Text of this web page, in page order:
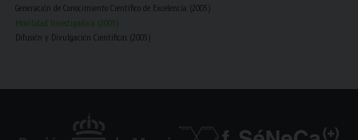
Generación de Conocimiento Científico de Excelencia (2005)
Movilidad Investigadora (2005)
Difusión y Divulgación Cientificas (2005)